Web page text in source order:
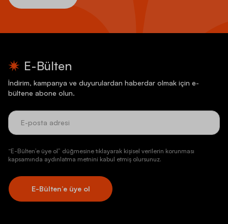
E-Bülten
İndirim, kampanya ve duyurulardan haberdar olmak için e-
bültene abone olun.
“E-Bülten’e üye ol” düğmesine tıklayarak kişisel verilerin korunması
kapsamında aydınlatma metnini kabul etmiş olursunuz.
E-Bülten’e üye ol